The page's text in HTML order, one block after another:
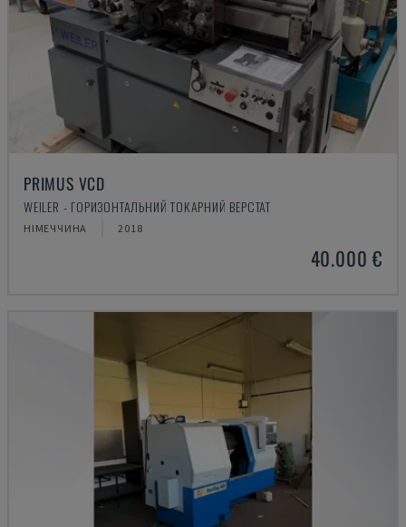
PRIMUS VCD
WEILER - ГОРИЗОНТАЛЬНИЙ ТОКАРНИЙ ВЕРСТАТ
НІМЕЧЧИНА 2018
40.000 €